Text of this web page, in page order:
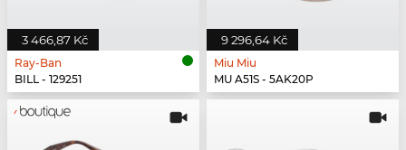
3 466,87 Kč
Ray-Ban
BILL - 129251
9 296,64 Kč
Miu Miu
MU A51S - 5AK20P